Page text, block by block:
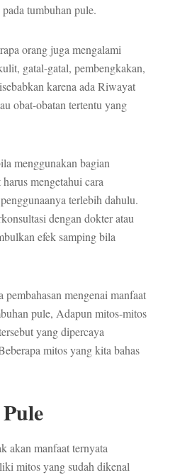
tumbuhan pule.
juga mengalami
gatal-gatal, pembengkakan,
karena ada Riwayat
obat-obatan tertentu yang
bagian
mengetahui cara
terlebih dahulu.
dengan dokter atau
efek samping bila
mengenai manfaat
pule, Adapun mitos-mitos
yang dipercaya
mitos yang kita bahas
akan manfaat ternyata
mitos yang sudah dikenal